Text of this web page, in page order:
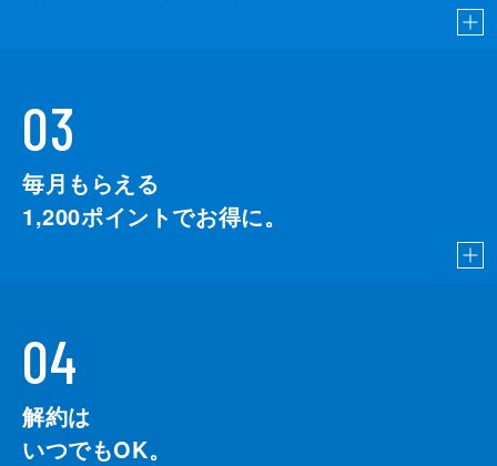
03
毎月もらえる
1,200ポイントでお得に。
04
解約は
いつでもOK。